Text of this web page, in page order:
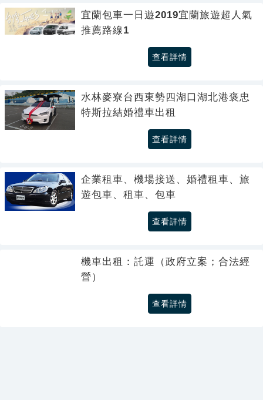
宜蘭包車一日遊2019宜蘭旅遊超人氣
推薦路線1
查看詳情
水林麥寮台西東勢四湖口湖北港褒忠
特斯拉結婚禮車出租
查看詳情
企業租車、機場接送、婚禮租車、旅
遊包車、租車、包車
查看詳情
機車出租：託運（政府立案；合法經
營）
查看詳情